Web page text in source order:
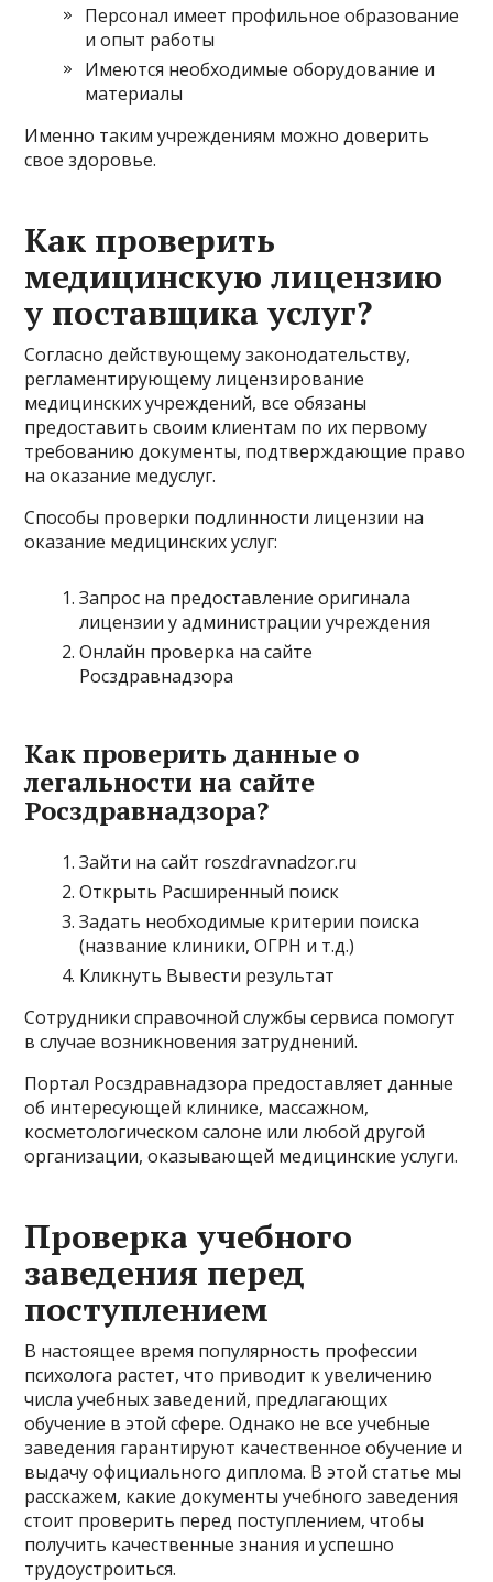
Персонал имеет профильное образование
и опыт работы
Имеются необходимые оборудование и
материалы
Именно таким учреждениям можно доверить
свое здоровье.
Как проверить
медицинскую лицензию
у поставщика услуг?
Согласно действующему законодательству,
регламентирующему лицензирование
медицинских учреждений, все обязаны
предоставить своим клиентам по их первому
требованию документы, подтверждающие право
на оказание медуслуг.
Способы проверки подлинности лицензии на
оказание медицинских услуг:
Запрос на предоставление оригинала
лицензии у администрации учреждения
Онлайн проверка на сайте
Росздравнадзора
Как проверить данные о
легальности на сайте
Росздравнадзора?
Зайти на сайт roszdravnadzor.ru
Открыть Расширенный поиск
Задать необходимые критерии поиска
(название клиники, ОГРН и т.д.)
Кликнуть Вывести результат
Сотрудники справочной службы сервиса помогут
в случае возникновения затруднений.
Портал Росздравнадзора предоставляет данные
об интересующей клинике, массажном,
косметологическом салоне или любой другой
организации, оказывающей медицинские услуги.
Проверка учебного
заведения перед
поступлением
В настоящее время популярность профессии
психолога растет, что приводит к увеличению
числа учебных заведений, предлагающих
обучение в этой сфере. Однако не все учебные
заведения гарантируют качественное обучение и
выдачу официального диплома. В этой статье мы
расскажем, какие документы учебного заведения
стоит проверить перед поступлением, чтобы
получить качественные знания и успешно
трудоустроиться.